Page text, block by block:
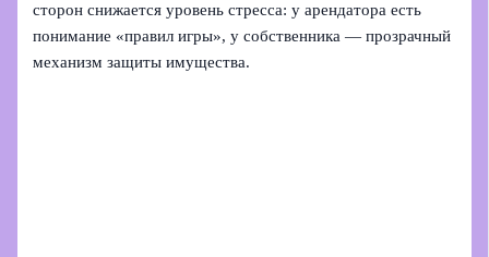
сторон снижается уровень стресса: у арендатора есть
понимание «правил игры», у собственника — прозрачный
механизм защиты имущества.